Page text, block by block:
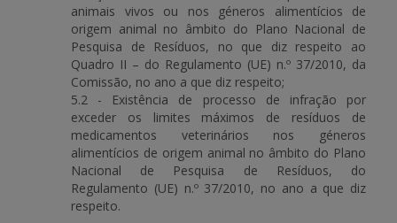
animais vivos ou nos géneros alimentícios de
origem animal no âmbito do Plano Nacional de
Pesquisa de Resíduos, no que diz respeito ao
Quadro II – do Regulamento (UE) n.º 37/2010, da
Comissão, no ano a que diz respeito;
5.2 - Existência de processo de infração por
exceder os limites máximos de resíduos de
medicamentos veterinários nos géneros
alimentícios de origem animal no âmbito do Plano
Nacional de Pesquisa de Resíduos, do
Regulamento (UE) n.º 37/2010, no ano a que diz
respeito.